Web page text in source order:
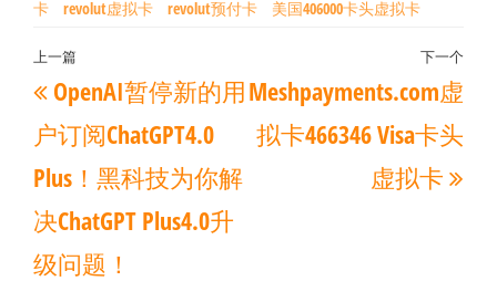
卡 revolut虚拟卡 revolut预付卡 美国406000卡头虚拟卡
文
章
导
航
上
一
篇
文
章
上一篇
OpenAI暂停新的用
户订阅ChatGPT4.0
Plus！黑科技为你解
决ChatGPT Plus4.0升
级问题！
下
下一个
Meshpayments.com虚
拟卡466346 Visa卡头
虚拟卡